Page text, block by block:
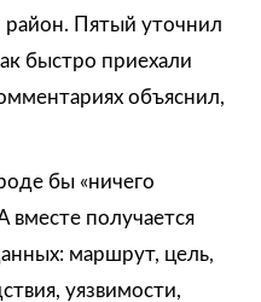
район. Пятый уточнил
быстро приехали
объяснил,
бы «ничего
вместе получается
маршрут, цель,
уязвимости,